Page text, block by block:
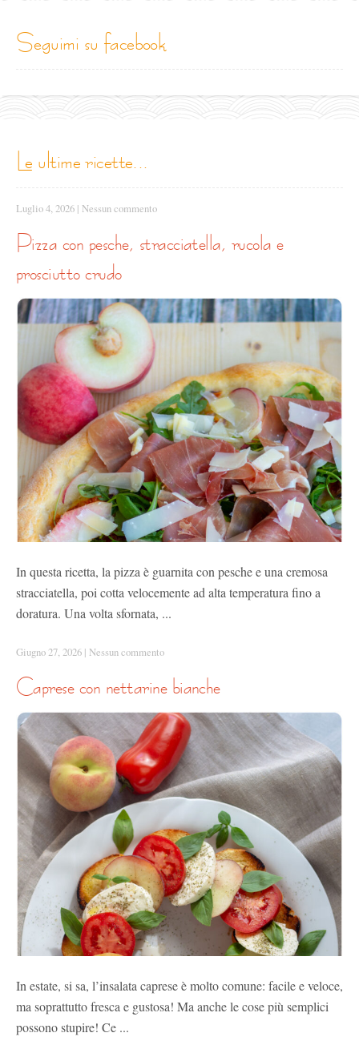
seguimi su facebook
le ultime ricette...
Luglio 4, 2026 | Nessun commento
pizza con pesche, stracciatella, rucola e
prosciutto crudo
In questa ricetta, la pizza è guarnita con pesche e una cremosa
stracciatella, poi cotta velocemente ad alta temperatura fino a
doratura. Una volta sfornata, ...
Giugno 27, 2026 | Nessun commento
caprese con nettarine bianche
In estate, si sa, l’insalata caprese è molto comune: facile e veloce,
ma soprattutto fresca e gustosa! Ma anche le cose più semplici
possono stupire! Ce ...